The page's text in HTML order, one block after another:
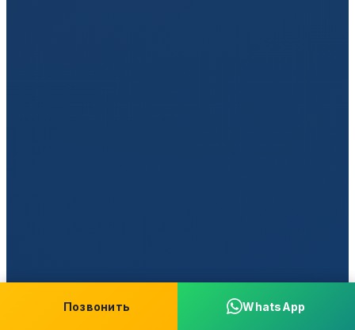
Позвонить WhatsApp